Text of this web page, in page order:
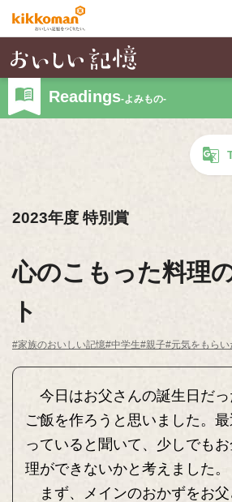
Readings-よみもの-
2023年度 特別賞
心のこもった料理
ト
#家族のおいしい記憶#中学生#親子#元気をもらい
今日はお父さんの誕生日だっ
ご飯を作ろうと思いました。
っていると聞いて、少しでも
理ができないかと考えました。
まず、メインのおかずをお父